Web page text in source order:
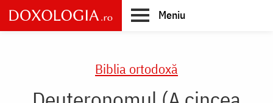
Skip
to
main
Meniu
Biblia ortodoxă